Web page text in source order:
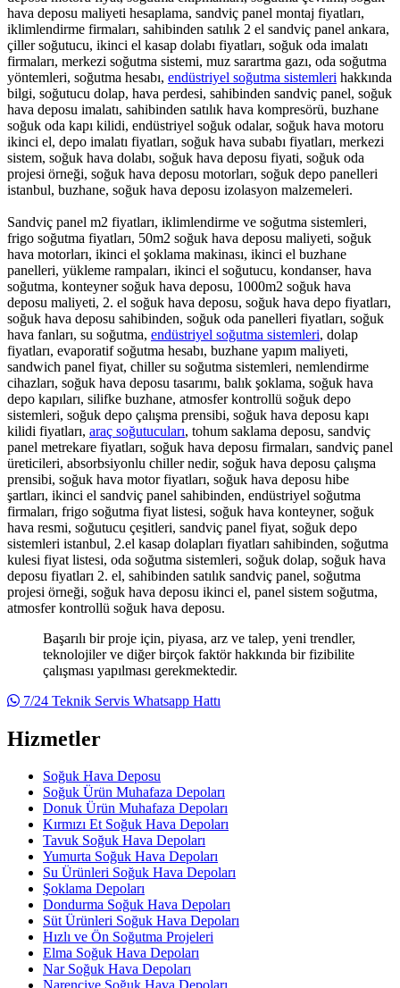
hava deposu maliyeti hesaplama, sandviç panel montaj fiyatları,
iklimlendirme firmaları, sahibinden satılık 2 el sandviç panel ankara,
çiller soğutucu, ikinci el kasap dolabı fiyatları, soğuk oda imalatı
firmaları, merkezi soğutma sistemi, muz sarartma gazı, oda soğutma
yöntemleri, soğutma hesabı, endüstriyel soğutma sistemleri hakkında
bilgi, soğutucu dolap, hava perdesi, sahibinden sandviç panel, soğuk
hava deposu imalatı, sahibinden satılık hava kompresörü, buzhane
soğuk oda kapı kilidi, endüstriyel soğuk odalar, soğuk hava motoru
ikinci el, depo imalatı fiyatları, soğuk hava subabı fiyatları, merkezi
sistem, soğuk hava dolabı, soğuk hava deposu fiyati, soğuk oda
projesi örneği, soğuk hava deposu motorları, soğuk depo panelleri
istanbul, buzhane, soğuk hava deposu izolasyon malzemeleri.
Sandviç panel m2 fiyatları, iklimlendirme ve soğutma sistemleri,
frigo soğutma fiyatları, 50m2 soğuk hava deposu maliyeti, soğuk
hava motorları, ikinci el şoklama makinası, ikinci el buzhane
panelleri, yükleme rampaları, ikinci el soğutucu, kondanser, hava
soğutma, konteyner soğuk hava deposu, 1000m2 soğuk hava
deposu maliyeti, 2. el soğuk hava deposu, soğuk hava depo fiyatları,
soğuk hava deposu sahibinden, soğuk oda panelleri fiyatları, soğuk
hava fanları, su soğutma, endüstriyel soğutma sistemleri, dolap
fiyatları, evaporatif soğutma hesabı, buzhane yapım maliyeti,
sandwich panel fiyat, chiller su soğutma sistemleri, nemlendirme
cihazları, soğuk hava deposu tasarımı, balık şoklama, soğuk hava
depo kapıları, silifke buzhane, atmosfer kontrollü soğuk depo
sistemleri, soğuk depo çalışma prensibi, soğuk hava deposu kapı
kilidi fiyatları, araç soğutucuları, tohum saklama deposu, sandviç
panel metrekare fiyatları, soğuk hava deposu firmaları, sandviç panel
üreticileri, absorbsiyonlu chiller nedir, soğuk hava deposu çalışma
prensibi, soğuk hava motor fiyatları, soğuk hava deposu hibe
şartları, ikinci el sandviç panel sahibinden, endüstriyel soğutma
firmaları, frigo soğutma fiyat listesi, soğuk hava konteyner, soğuk
hava resmi, soğutucu çeşitleri, sandviç panel fiyat, soğuk depo
sistemleri istanbul, 2.el kasap dolapları fiyatları sahibinden, soğutma
kulesi fiyat listesi, oda soğutma sistemleri, soğuk dolap, soğuk hava
deposu fiyatları 2. el, sahibinden satılık sandviç panel, soğutma
projesi örneği, soğuk hava deposu ikinci el, panel sistem soğutma,
atmosfer kontrollü soğuk hava deposu.
Başarılı bir proje için, piyasa, arz ve talep, yeni trendler,
teknolojiler ve diğer birçok faktör hakkında bir fizibilite
çalışması yapılması gerekmektedir.
7/24 Teknik Servis Whatsapp Hattı
Hizmetler
Soğuk Hava Deposu
Soğuk Ürün Muhafaza Depoları
Donuk Ürün Muhafaza Depoları
Kırmızı Et Soğuk Hava Depoları
Tavuk Soğuk Hava Depoları
Yumurta Soğuk Hava Depoları
Su Ürünleri Soğuk Hava Depoları
Şoklama Depoları
Dondurma Soğuk Hava Depoları
Süt Ürünleri Soğuk Hava Depoları
Hızlı ve Ön Soğutma Projeleri
Elma Soğuk Hava Depoları
Nar Soğuk Hava Depoları